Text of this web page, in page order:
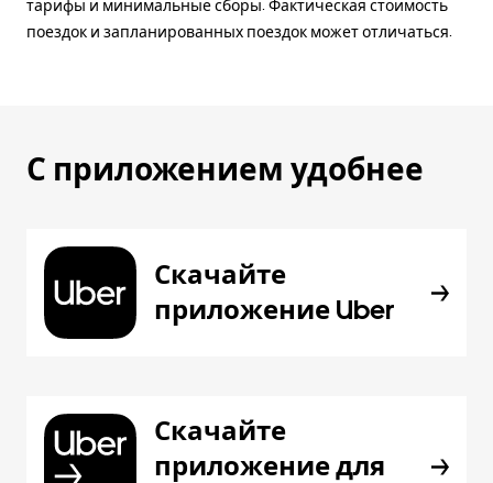
тарифы и минимальные сборы. Фактическая стоимость
поездок и запланированных поездок может отличаться.
С приложением удобнее
Скачайте
приложение Uber
Скачайте
приложение для